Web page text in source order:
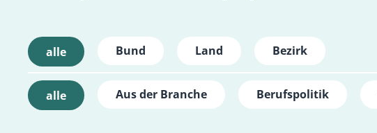
alle Bund Land Bezirk
alle Aus der Branche Berufspolitik